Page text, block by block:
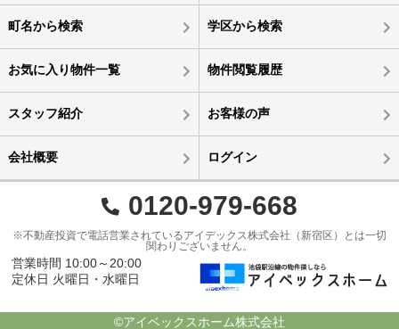
町名から検索 学区から検索
お気に入り物件一覧 物件閲覧履歴
スタッフ紹介 お客様の声
会社概要 ログイン
0120-979-668
※不動産投資で電話営業されているアイデックス株式会社（新宿区）とは一切
関わりございません。
営業時間 10:00～20:00
定休日 火曜日・水曜日
©アイベックスホーム株式会社